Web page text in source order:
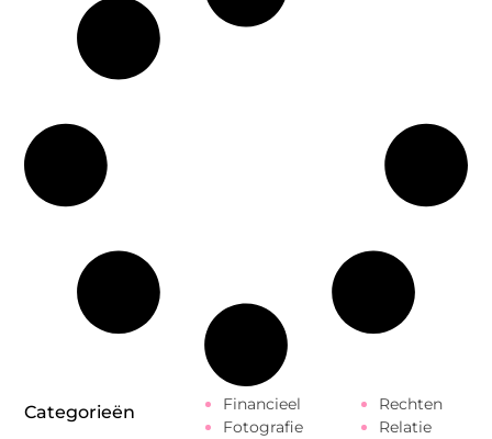
Categorieën
Financieel
Fotografie
Rechten
Relatie